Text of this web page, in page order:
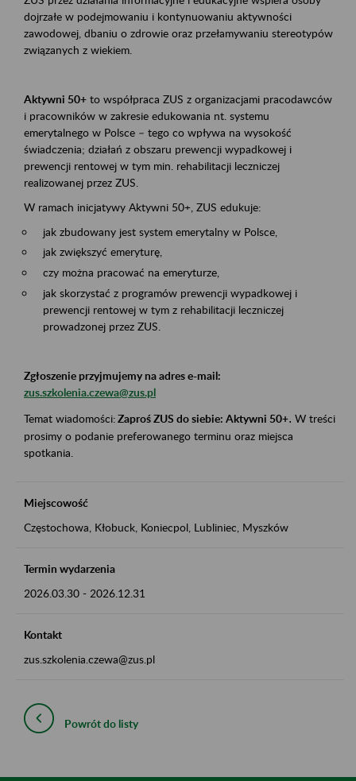
dojrzałe w podejmowaniu i kontynuowaniu aktywności
zawodowej, dbaniu o zdrowie oraz przełamywaniu stereotypów
związanych z wiekiem.
Aktywni 50+ to współpraca ZUS z organizacjami pracodawców
i pracowników w zakresie edukowania nt. systemu
emerytalnego w Polsce – tego co wpływa na wysokość
świadczenia; działań z obszaru prewencji wypadkowej i
prewencji rentowej w tym min. rehabilitacji leczniczej
realizowanej przez ZUS.
W ramach inicjatywy Aktywni 50+, ZUS edukuje:
jak zbudowany jest system emerytalny w Polsce,
jak zwiększyć emeryturę,
czy można pracować na emeryturze,
jak skorzystać z programów prewencji wypadkowej i
prewencji rentowej w tym z rehabilitacji leczniczej
prowadzonej przez ZUS.
Zgłoszenie przyjmujemy na adres e-mail:
zus.szkolenia.czewa@zus.pl
Temat wiadomości:Zaproś ZUS do siebie: Aktywni 50+. W treści
prosimy o podanie preferowanego terminu oraz miejsca
spotkania.
Miejscowość
Częstochowa, Kłobuck, Koniecpol, Lubliniec, Myszków
Termin wydarzenia
2026.03.30 - 2026.12.31
Kontakt
zus.szkolenia.czewa@zus.pl
Powrót do listy